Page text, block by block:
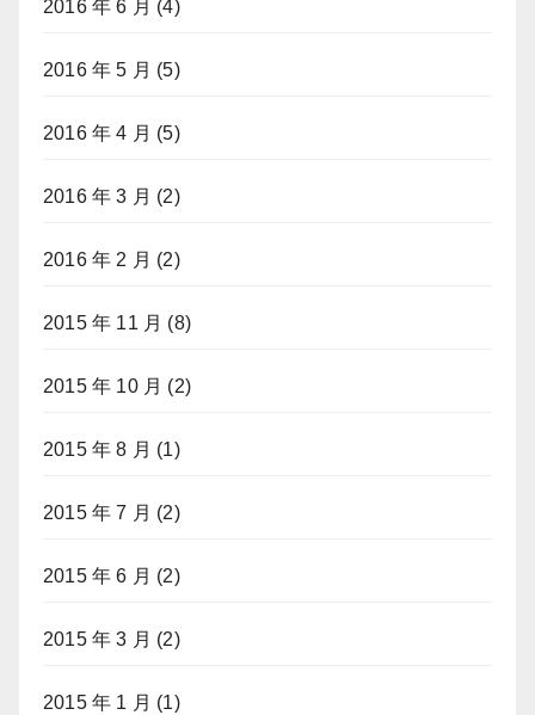
2016 年 6 月 (4)
2016 年 5 月 (5)
2016 年 4 月 (5)
2016 年 3 月 (2)
2016 年 2 月 (2)
2015 年 11 月 (8)
2015 年 10 月 (2)
2015 年 8 月 (1)
2015 年 7 月 (2)
2015 年 6 月 (2)
2015 年 3 月 (2)
2015 年 1 月 (1)